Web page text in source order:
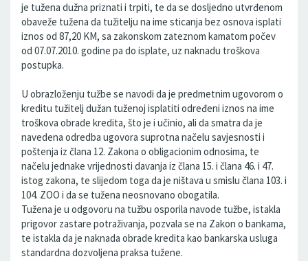
je tužena dužna priznati i trpiti, te da se dosljedno utvrđenom
obaveže tužena da tužitelju na ime sticanja bez osnova isplati
iznos od 87,20 KM, sa zakonskom zateznom kamatom počev
od 07.07.2010. godine pa do isplate, uz naknadu troškova
postupka.
U obrazloženju tužbe se navodi da je predmetnim ugovorom o
kreditu tužitelj dužan tuženoj isplatiti određeni iznos na ime
troškova obrade kredita, što je i učinio, ali da smatra da je
navedena odredba ugovora suprotna načelu savjesnosti i
poštenja iz člana 12. Zakona o obligacionim odnosima, te
načelu jednake vrijednosti davanja iz člana 15. i člana 46. i 47.
istog zakona, te slijedom toga da je ništava u smislu člana 103. i
104. ZOO i da se tužena neosnovano obogatila.
Tužena je u odgovoru na tužbu osporila navode tužbe, istakla
prigovor zastare potraživanja, pozvala se na Zakon o bankama,
te istakla da je naknada obrade kredita kao bankarska usluga
standardna dozvoljena praksa tužene.